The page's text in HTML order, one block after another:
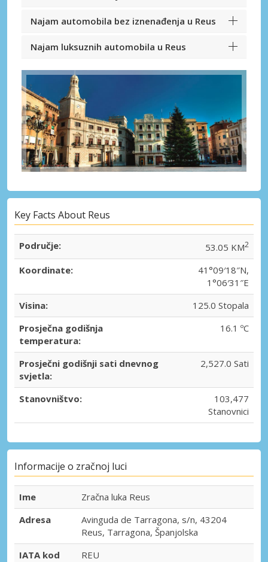
Najam automobila bez iznenađenja u Reus
Najam luksuznih automobila u Reus
Key Facts About Reus
Područje: 53.05 KM2
Koordinate:
41°09′18″N,
1°06′31″E
Visina:
125.0 Stopala
Prosječna godišnja
temperatura:
16.1 ºC
Prosječni godišnji sati dnevnog
svjetla:
2,527.0 Sati
Stanovništvo:
103,477
Stanovnici
Informacije o zračnoj luci
Ime
Zračna luka Reus
Adresa
Avinguda de Tarragona, s/n, 43204
Reus, Tarragona, Španjolska
IATA kod
REU